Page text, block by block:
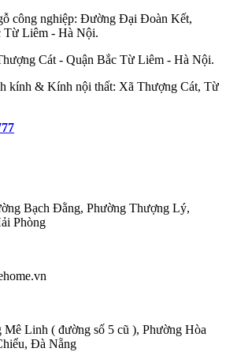
công nghiệp: Đường Đại Đoàn Kết,
Từ Liêm - Hà Nội.
Cát - Quận Bắc Từ Liêm - Hà Nội.
kính & Kính nội thất: Xã Thượng Cát, Từ
Bạch Đằng, Phường Thượng Lý,
Phòng
Linh ( đường số 5 cũ ), Phường Hòa
Đà Nẵng